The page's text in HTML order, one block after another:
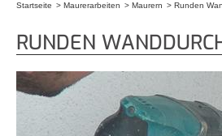
Startseite Maurerarbeiten Maurern Runden
RUNDEN